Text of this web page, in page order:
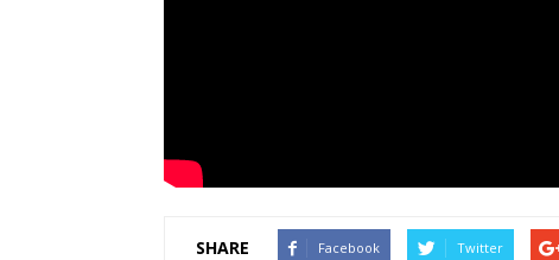
SHARE Facebook Twitter